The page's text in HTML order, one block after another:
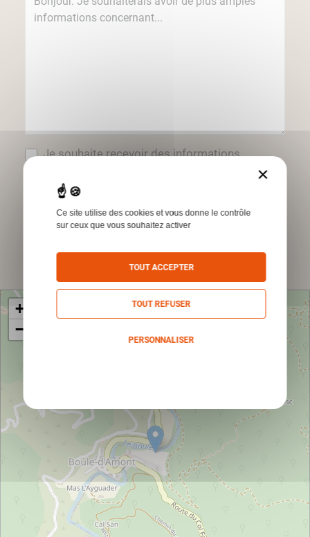
Je souhaite recevoir des informations
concernant les produits et services Humbert
par e-mail.
*Champs obligatoires
Envoyer
+
−
×
Ce site utilise des cookies et vous donne le contrôle
sur ceux que vous souhaitez activer
TOUT ACCEPTER
TOUT REFUSER
PERSONNALISER